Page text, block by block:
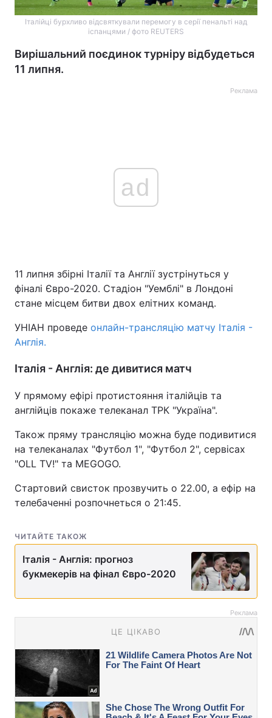
Італійці бурхливо відсвяткували перемогу в серії пенальті над
іспанцями / фото REUTERS
Вирішальний поєдинок турніру відбудеться
11 липня.
Реклама
ad
11 липня збірні Італії та Англії зустрінуться у
фіналі Євро-2020. Стадіон "Уемблі" в Лондоні
стане місцем битви двох елітних команд.
УНІАН проведе онлайн-трансляцію матчу Італія -
Англія.
Італія - Англія: де дивитися матч
У прямому ефірі протистояння італійців та
англійців покаже телеканал ТРК "Україна".
Також пряму трансляцію можна буде подивитися
на телеканалах "Футбол 1", "Футбол 2", сервісах
"OLL TV!" та MEGOGO.
Стартовий свисток прозвучить о 22.00, а ефір на
телебаченні розпочнеться о 21:45.
ЧИТАЙТЕ ТАКОЖ
Італія - Англія: прогноз
букмекерів на фінал Євро-2020
Реклама